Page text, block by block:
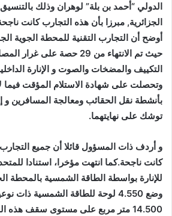
الدولي “أحمد بن بلة” لوهران وذلك
أوضح أن التجارب التقنية للمحطة الجوية
حيث تم الانتهاء من 29 حصة على
التكييف والمضخات والصوت و الإنارة
وتحصلت على شهادة الاستلام المؤقت فيما
بأنشطة نقل الحقائب ومعالجة المسافرين و
توشك على نهايتهما.
و أردف ذات المسؤول قائلا أن جميع
كانت ناجحة.كما انتهت مؤخرا، استنادا
للإنارة بواسطة الطاقة الشمسية بالمحطة
وضع 4.550 لوحة للطاقة الشمسية
14.500 متر مربع على مستوى سقف هذه المنشأة.